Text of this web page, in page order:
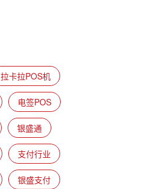
拉卡拉POS机
电签POS
银盛通
支付行业
银盛支付